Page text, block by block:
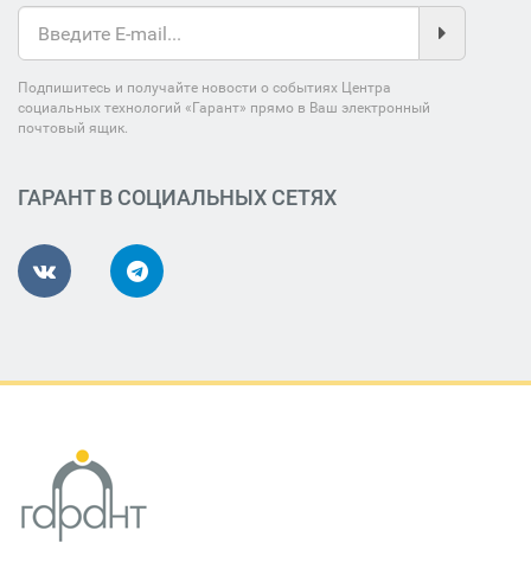
Подпишитесь и получайте новости о событиях Центра
социальных технологий «Гарант» прямо в Ваш электронный
почтовый ящик.
ГАРАНТ В СОЦИАЛЬНЫХ СЕТЯХ